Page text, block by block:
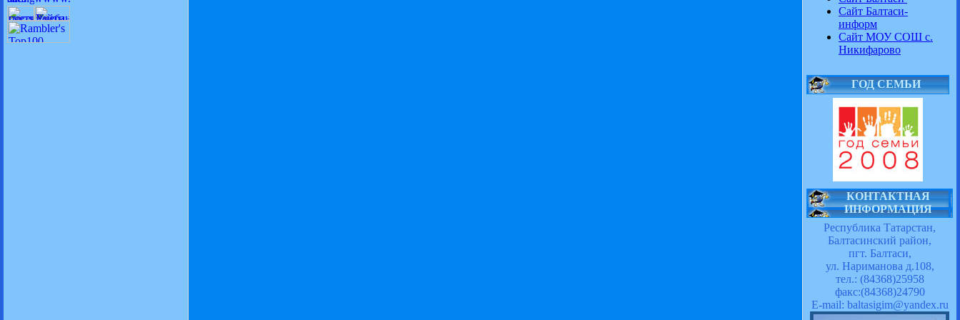
Сайт Балтаси-
информ
Сайт МОУ СОШ с.
Никифарово
ГОД СЕМЬИ
КОНТАКТНАЯ
ИНФОРМАЦИЯ
Республика Татарстан,
Балтасинский район,
пгт. Балтаси,
ул. Нариманова д.108,
тел.: (84368)25958
факс:(84368)24790
E-mail: baltasigim@yandex.ru